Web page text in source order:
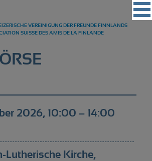
VEREINIGUNG DER FREUNDE FINNLANDS
SUISSE DES AMIS DE LA FINLANDE
Events
Partner
Magazin
2026, 10:00 – 14:00
Lutherische Kirche,